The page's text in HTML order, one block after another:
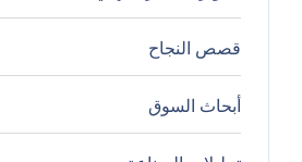
قصص النجاح
أبحاث السوق